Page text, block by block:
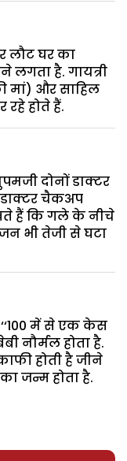
लौट घर का
है. गायत्री
मां) और साहिल
रहे होते हैं.
दोनों डाक्टर
चैकअप
हैं कि गले के नीचे
भी तेजी से घटा
में से एक केस
नौर्मल होता है.
होती है जीने
जन्म होता है.